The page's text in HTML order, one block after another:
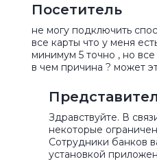
Посетитель
не могу подключить
все карты что у меня
минимум 5 точно , но
в чем причина ? может
Здравствуйте. В
некоторые
Сотрудники банков
установкой